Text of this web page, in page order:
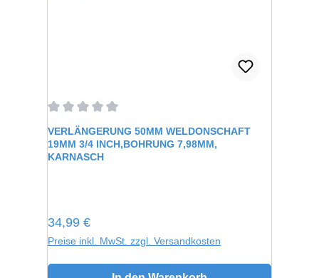
Durchschnittliche Bewertung von 0 von 5 Sternen
VERLÄNGERUNG 50MM WELDONSCHAFT
19MM 3/4 INCH,BOHRUNG 7,98MM,
KARNASCH
Regulärer Preis:
34,99 €
Preise inkl. MwSt. zzgl. Versandkosten